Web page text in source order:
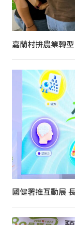
嘉蘭村拚農業轉
國健署推互動展